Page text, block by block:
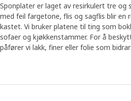
Sponplater er laget av resirkulert tre og
med feil fargetone, flis og sagflis blir en
kastet. Vi bruker platene til ting som
sofaer og kjøkkenstammer. For å
påfører vi lakk, finer eller folie som